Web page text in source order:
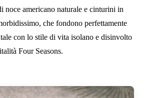
noce americano naturale e cinturini in
che fondono perfettamente
con lo stile di vita isolano e disinvolto
Four Seasons.